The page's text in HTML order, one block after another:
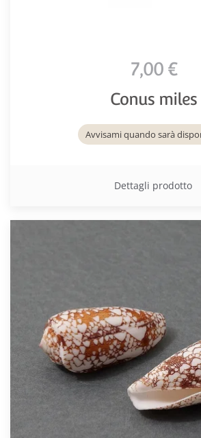
7,00 €
Conus miles
Avvisami quando sarà
Dettagli prodotto